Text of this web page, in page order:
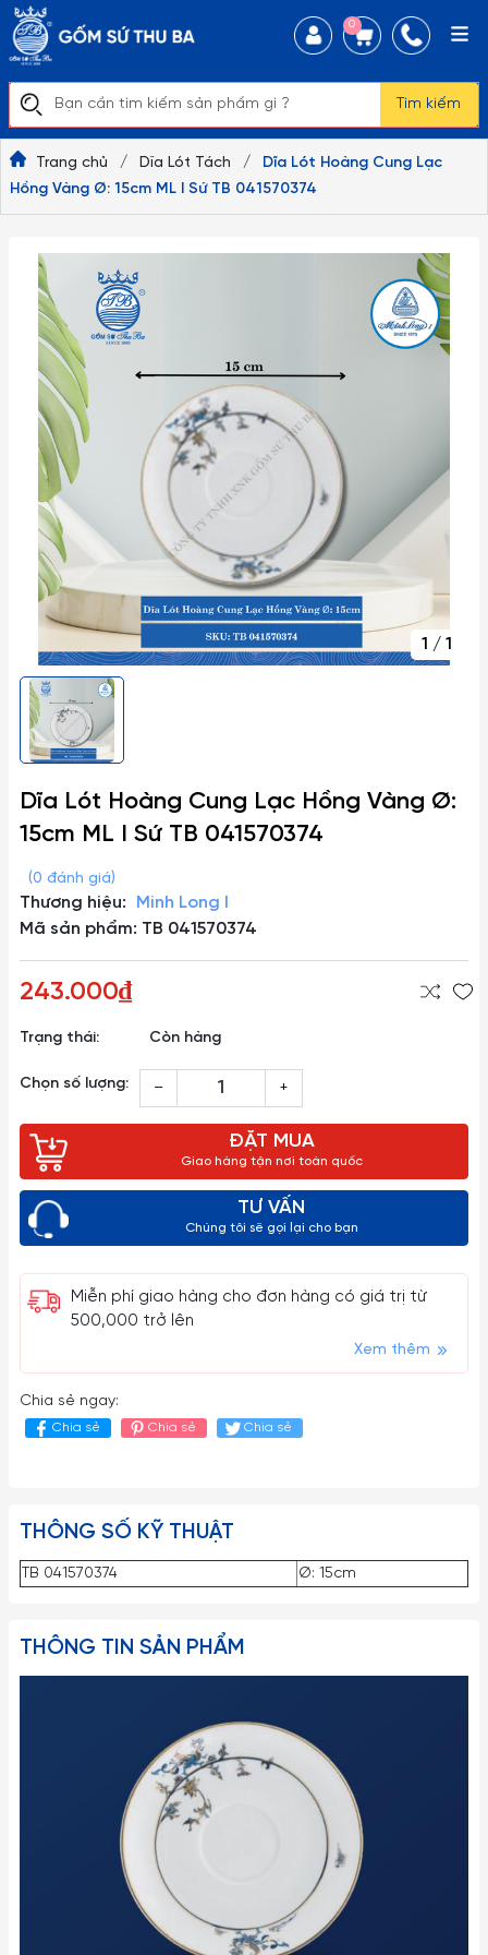
Tìm kiếm
0
Trang chủ / Dĩa Lót Tách /
Dĩa Lót Hoàng Cung Lạc
Hồng Vàng Ø: 15cm ML I Sứ TB 041570374
1 / 1
Dĩa Lót Hoàng Cung Lạc Hồng Vàng Ø:
15cm ML I Sứ TB 041570374
(0 đánh giá)
Thương hiệu:
Minh Long I
Mã sản phẩm: TB 041570374
243.000₫
Trạng thái: Còn hàng
Chọn số lượng: – +
ĐẶT MUA
Giao hàng tận nơi toàn quốc
TƯ VẤN
Chúng tôi sẽ gọi lại cho bạn
Miễn phí giao hàng cho đơn hàng có giá trị từ
500,000 trở lên
Xem thêm
Chia sẻ ngay:
Chia sẻ Chia sẻ Chia sẻ
THÔNG SỐ KỸ THUẬT
TB 041570374 Ø: 15cm
THÔNG TIN SẢN PHẨM